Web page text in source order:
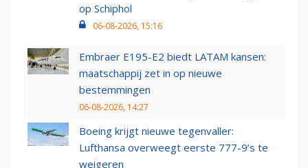
op Schiphol
06-08-2026, 15:16
Embraer E195-E2 biedt LATAM kansen:
maatschappij zet in op nieuwe
bestemmingen
06-08-2026, 14:27
Boeing krijgt nieuwe tegenvaller:
Lufthansa overweegt eerste 777-9’s te
weigeren